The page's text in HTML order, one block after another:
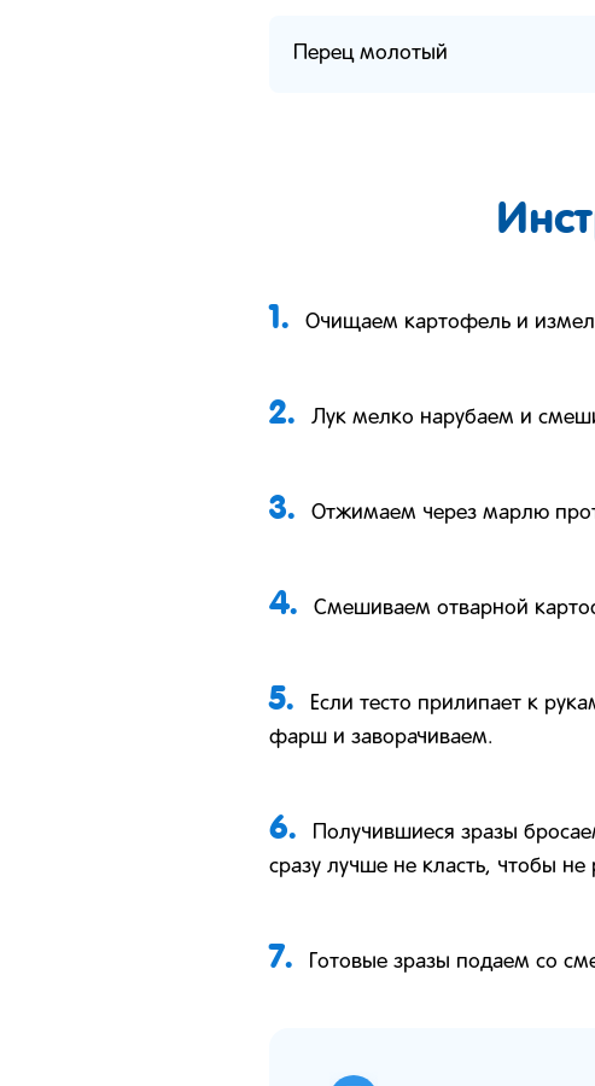
Перец молотый
1. Очищаем картофель и
2. Лук мелко нарубаем и
3. Отжимаем через марлю
4. Смешиваем отварной
5.
Если тесто прилипает к
фарш и заворачиваем.
6.
Получившиеся зразы
сразу лучше не класть, чтобы
7. Готовые зразы подаем со